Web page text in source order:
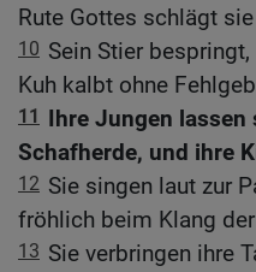
Rute Gottes schlägt
10 Sein Stier
Kuh kalbt ohne
11
Ihre Jungen lassen
Schafherde, und ihre
12 Sie singen laut zur
fröhlich beim Klang
13 Sie verbringen ihre